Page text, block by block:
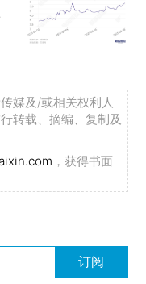
媒及/或相关权利人
转载、摘编、复制及
，获得书面
订阅